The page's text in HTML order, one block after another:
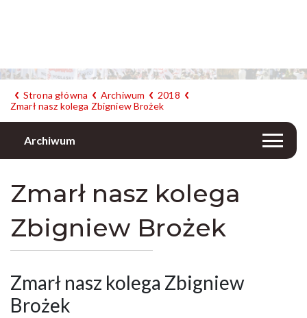
Strona główna Archiwum
2018
Zmarł nasz kolega Zbigniew Brożek
Archiwum
Zmarł nasz kolega
Zbigniew Brożek
Zmarł nasz kolega Zbigniew
Brożek